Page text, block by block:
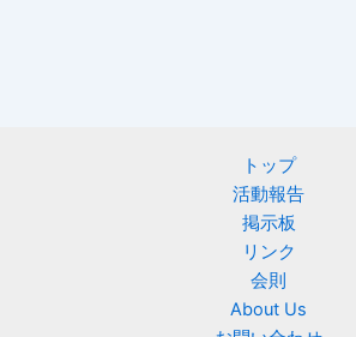
トップ
活動報告
掲示板
リンク
会則
About Us